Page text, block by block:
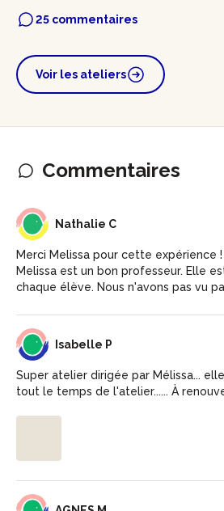
25 commentaires
Voir les ateliers
Commentaires
NC Nathalie C
Merci Melissa pour cette expérience
Melissa est un bon professeur. Elle
chaque élève. Nous n'avons pas vu
IP Isabelle P
Super atelier dirigée par Mélissa...
tout le temps de l'atelier...... À